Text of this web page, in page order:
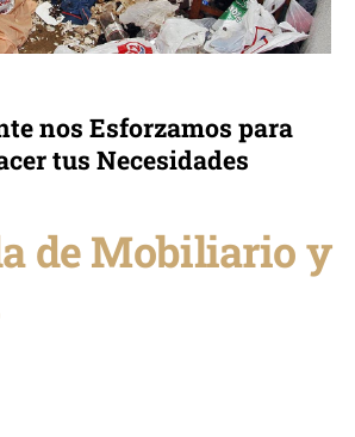
nos Esforzamos para
tus Necesidades
de Mobiliario y